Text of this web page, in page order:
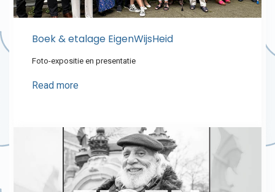
Boek & etalage EigenWijsHeid
Foto-expositie en presentatie
Read more